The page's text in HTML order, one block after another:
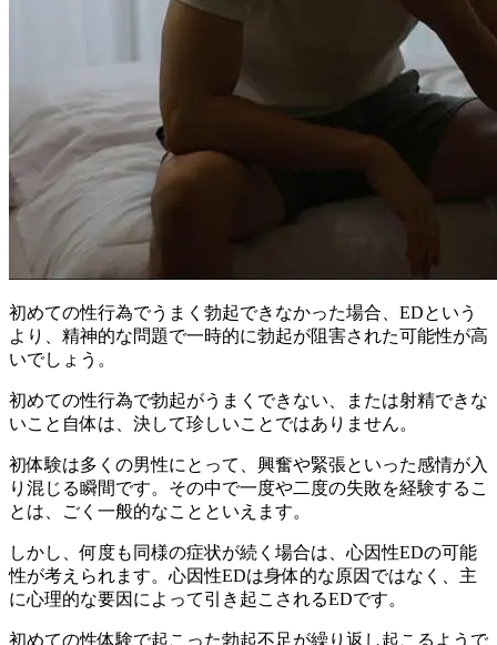
初めての性行為でうまく勃起できなかった場合、 EDという
より、精神的な問題で一時的に勃起が阻害された可能性が高
いでしょう。
初めての性行為で勃起がうまくできない、または射精できな
いこと自体は、決して珍しいことではありません。
初体験は多くの男性にとって、興奮や緊張といった感情が入
り混じる瞬間です。その中で一度や二度の失敗を経験するこ
とは、ごく一般的なことといえます。
しかし、何度も同様の症状が続く場合は、心因性EDの可能
性が考えられます。心因性EDは身体的な原因ではなく、主
に心理的な要因によって引き起こされるEDです。
初めての性体験で起こった勃起不足が繰り返し起こるようで